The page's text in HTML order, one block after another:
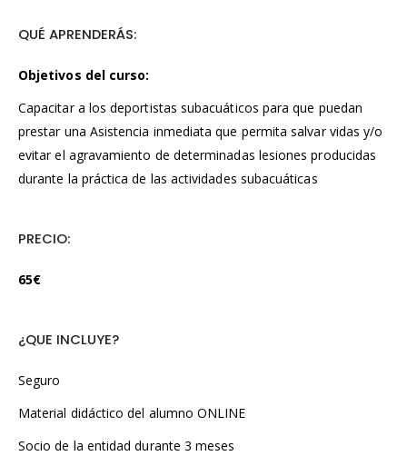
QUÉ APRENDERÁS:
Objetivos del curso:
Capacitar a los deportistas subacuáticos para que puedan
prestar una Asistencia inmediata que permita salvar vidas y/o
evitar el agravamiento de determinadas lesiones producidas
durante la práctica de las actividades subacuáticas
PRECIO:
65€
¿QUE INCLUYE?
Seguro
Material didáctico del alumno ONLINE
Socio de la entidad durante 3 meses